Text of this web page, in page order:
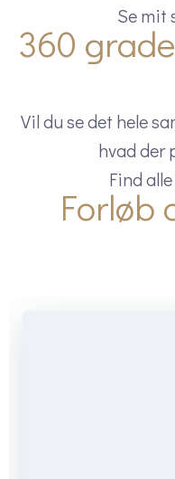
Se mit
360
Vil du se det hele
hvad der
Find
Forløb